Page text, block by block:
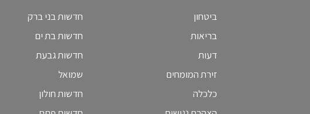
ביטחון
בריאות
דעות
זירת המומחים
כלכלה
חדשות בני ברק
חדשות בת ים
חדשות גבעת
שמואל
חדשות חולון